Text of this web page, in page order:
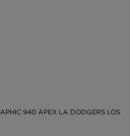
940 APEX LA DODGERS LOS